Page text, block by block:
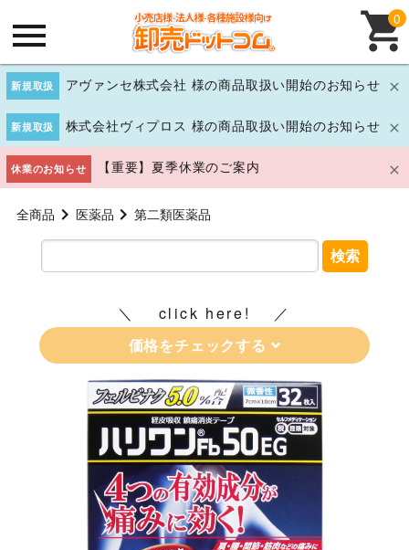
新規取扱 アヴァンセ株式会社 様の商品取扱い開始のお知らせ
新規取扱 株式会社ヴィプロス 様の商品取扱い開始のお知らせ
休業のお知らせ 【重要】夏季休業のご案内
0
全商品 医薬品 第二類医薬品
検索
click here!
価格をチェックする